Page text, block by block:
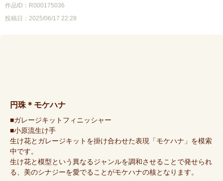
作品ID：R000175036
投稿日：2025/06/17 22:28
円珠＊モケハナ
■ガレージキットフィニッシャー
■小原流生け手
生け花とガレージキットを掛け合わせた表現「モケハナ」を模索
中です。
生け花と模型という異なるジャンルを調和させることで発せられ
る、美のシナジーを愛でることがモケハナの核となります。